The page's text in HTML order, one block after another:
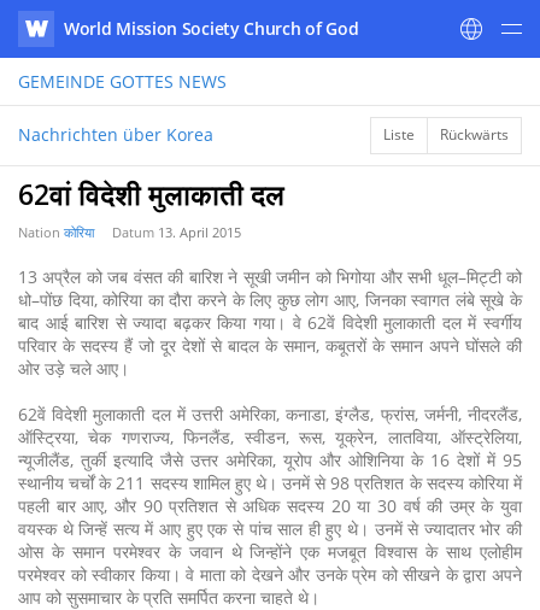
WATV
World Mission Society Church of God
GEMEINDE GOTTES NEWS
Nachrichten über Korea Liste Rückwärts
62वां विदेशी मुलाकाती दल
Nation कोरिया Datum 13. April 2015
13 अप्रैल को जब वंसत की बारिश ने सूखी जमीन को भिगोया और सभी धूल–मिट्टी को
धो–पोंछ दिया, कोरिया का दौरा करने के लिए कुछ लोग आए, जिनका स्वागत लंबे सूखे के
बाद आई बारिश से ज्यादा बढ़कर किया गया। वे 62वें विदेशी मुलाकाती दल में स्वर्गीय
परिवार के सदस्य हैं जो दूर देशों से बादल के समान, कबूतरों के समान अपने घोंसले की
ओर उड़े चले आए।
62वें विदेशी मुलाकाती दल में उत्तरी अमेरिका, कनाडा, इंग्लैड, फ्रांस, जर्मनी, नीदरलैंड,
ऑस्ट्रिया, चेक गणराज्य, फिनलैंड, स्वीडन, रूस, यूक्रेन, लातविया, ऑस्ट्रेलिया,
न्यूजीलैंड, तुर्की इत्यादि जैसे उत्तर अमेरिका, यूरोप और ओशिनिया के 16 देशों में 95
स्थानीय चर्चों के 211 सदस्य शामिल हुए थे। उनमें से 98 प्रतिशत के सदस्य कोरिया में
पहली बार आए, और 90 प्रतिशत से अधिक सदस्य 20 या 30 वर्ष की उम्र के युवा
वयस्क थे जिन्हें सत्य में आए हुए एक से पांच साल ही हुए थे। उनमें से ज्यादातर भोर की
ओस के समान परमेश्वर के जवान थे जिन्होंने एक मजबूत विश्वास के साथ एलोहीम
परमेश्वर को स्वीकार किया। वे माता को देखने और उनके प्रेम को सीखने के द्वारा अपने
आप को सुसमाचार के प्रति समर्पित करना चाहते थे।